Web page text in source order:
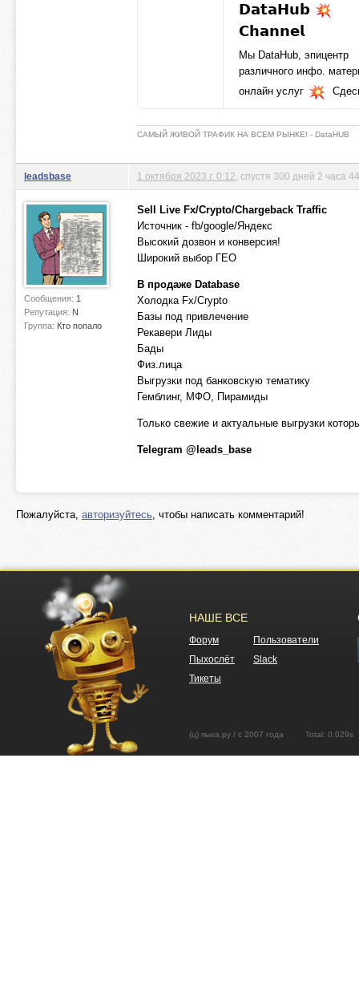
𝗗𝗮𝘁𝗮𝗛𝘂𝗯
𝗖𝗵𝗮𝗻𝗻𝗲𝗹
Мы DataHub, эпицентр
различного инфо.
онлайн услуг
поступлениях баз,
t.me
САМЫЙ ЖИВОЙ ТРАФИК НА ВСЕМ РЫНКЕ! - DataHUB
leadsbase
Сообщения: 1
Репутация: N
Группа: Кто попало
1 октября 2023 г. 0:12 , спустя 300 дней 2 часа
Sell Live Fx/Crypto/Chargeback Traffic
Источник - fb/google/Яндекс
Высокий дозвон и конверсия!
Широкий выбор ГЕО
В продаже Database
Холодка Fx/Crypto
Базы под привлечение
Рекавери Лиды
Бады
Физ.лица
Выгрузки под банковскую тематику
Гемблинг, МФО, Пирамиды
Только свежие и актуальные выгрузки
Telegram @leads_base
Пожалуйста, авторизуйтесь, чтобы написать комментарий!
НАШЕ ВСЕ
Форум
Пользователи
Пыхослёт
Slack
Тикеты
(ц) пыха.ру / с 2007 года Total: